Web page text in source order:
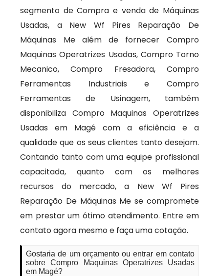
segmento de Compra e venda de Máquinas
Usadas, a New Wf Pires Reparação De
Máquinas Me além de fornecer Compro
Maquinas Operatrizes Usadas, Compro Torno
Mecanico, Compro Fresadora, Compro
Ferramentas Industriais e Compro
Ferramentas de Usinagem, também
disponibiliza Compro Maquinas Operatrizes
Usadas em Magé com a eficiência e a
qualidade que os seus clientes tanto desejam.
Contando tanto com uma equipe profissional
capacitada, quanto com os melhores
recursos do mercado, a New Wf Pires
Reparação De Máquinas Me se compromete
em prestar um ótimo atendimento. Entre em
contato agora mesmo e faça uma cotação.
Gostaria de um orçamento ou entrar em contato
sobre Compro Maquinas Operatrizes Usadas
em Magé?